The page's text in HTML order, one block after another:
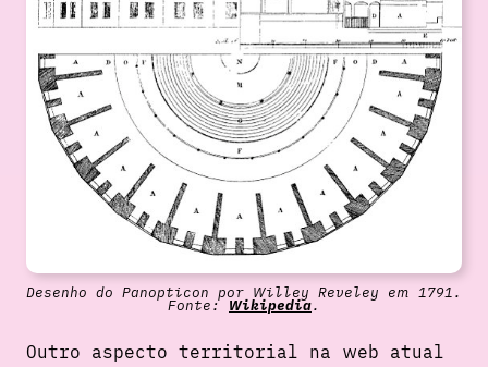
Desenho do Panopticon por Willey Reveley em 1791.
Fonte: Wikipedia.
Outro aspecto territorial na web atual